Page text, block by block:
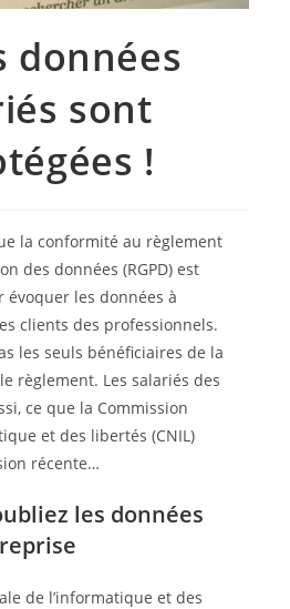
données
sont
!
la conformité au règlement
des données (RGPD) est
évoquer les données à
clients des professionnels.
les seuls bénéficiaires de la
règlement. Les salariés des
ce que la Commission
et des libertés (CNIL)
récente…
les données
de l’informatique et des